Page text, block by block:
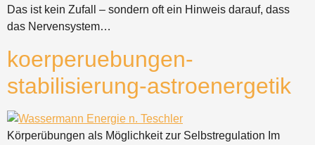
Das ist kein Zufall – sondern oft ein Hinweis darauf, dass
das Nervensystem…
koerperuebungen-
stabilisierung-astroenergetik
Körperübungen als Möglichkeit zur Selbstregulation Im